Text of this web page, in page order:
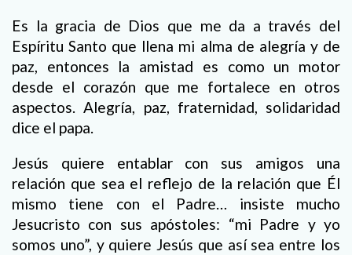
Es la gracia de Dios que me da a través del
Espíritu Santo que llena mi alma de alegría y de
paz, entonces la amistad es como un motor
desde el corazón que me fortalece en otros
aspectos. Alegría, paz, fraternidad, solidaridad
dice el papa.
Jesús quiere entablar con sus amigos una
relación que sea el reflejo de la relación que Él
mismo tiene con el Padre… insiste mucho
Jesucristo con sus apóstoles: “mi Padre y yo
somos uno”, y quiere Jesús que así sea entre los